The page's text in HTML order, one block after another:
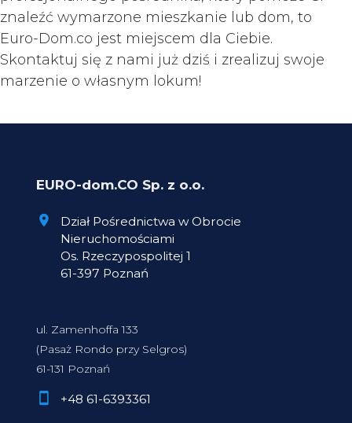
znaleźć wymarzone mieszkanie lub dom, to
Euro-Dom.co jest miejscem dla Ciebie.
Skontaktuj się z nami już dziś i zrealizuj swoje
marzenie o własnym lokum!
EURO-dom.CO Sp. z o.o.
Dział Pośrednictwa w Obrocie
Nieruchomościami
Os. Rzeczypospolitej 1
61-397 Poznań
ul. Zamenhoffa 133
(Pasaż Rondo przy Selgros)
61-131 Poznań
+48 61-6393361